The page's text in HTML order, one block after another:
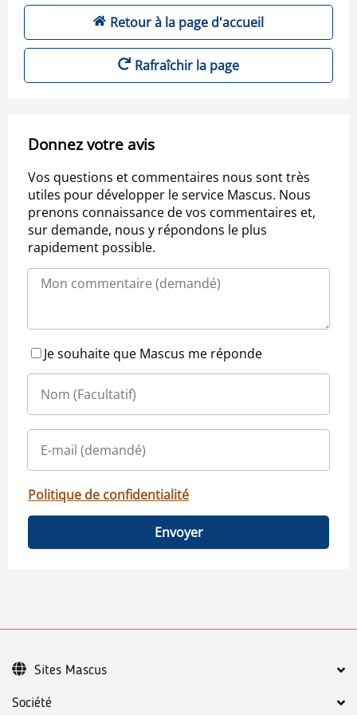
Retour à la page d'accueil
Rafraîchir la page
Donnez votre avis
Vos questions et commentaires nous sont très
utiles pour développer le service Mascus. Nous
prenons connaissance de vos commentaires et,
sur demande, nous y répondons le plus
rapidement possible.
Je souhaite que Mascus me réponde
Politique de confidentialité
Envoyer
Société
Sites Mascus